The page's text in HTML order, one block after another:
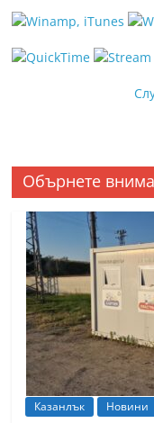
Обърнете
Казанлък Новини